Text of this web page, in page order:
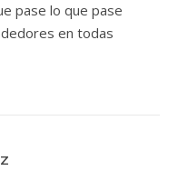
pase lo que pase
en todas